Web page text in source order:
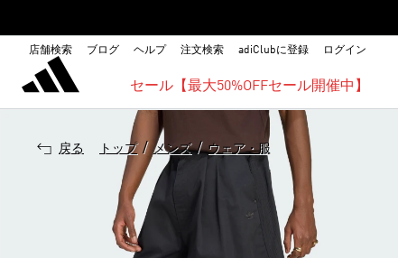
店舗検索 ブログ ヘルプ 注文検索 adiClubに登録 ログイン
セール【最大50%OFFセール開催中】
戻る トップ / メンズ / ウェア・服